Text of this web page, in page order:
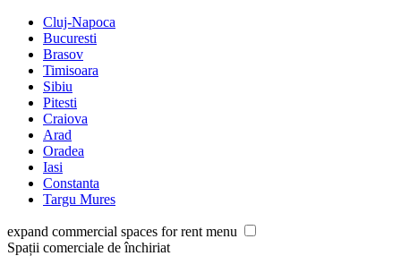
Cluj-Napoca
Bucuresti
Brasov
Timisoara
Sibiu
Pitesti
Craiova
Arad
Oradea
Iasi
Constanta
Targu Mures
expand commercial spaces for rent menu
Spații comerciale de închiriat